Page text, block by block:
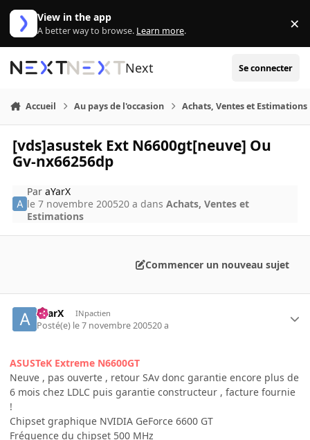
Aller au contenu
View in the app
A better way to browse. Learn more. ×
Next Se connecter
Accueil Au pays de l'occasion Achats, Ventes et Estimations
[vds]asustek Ext N6600gt[neuve] Ou
Gv-nx66256dp
ParaYarX
le 7 novembre 200520 a dansAchats, Ventes et
Estimations
Commencer un nouveau sujet
aYarX INpactien
Posté(e) le 7 novembre 200520 a
ASUSTeK Extreme N6600GT
Neuve , pas ouverte , retour SAv donc garantie encore plus de
6 mois chez LDLC puis garantie constructeur , facture fournie
!
Chipset graphique NVIDIA GeForce 6600 GT
Fréquence du chipset 500 MHz